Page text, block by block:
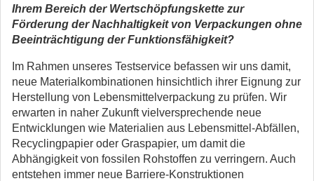
Ihrem Bereich der Wertschöpfungskette zur
Förderung der Nachhaltigkeit von Verpackungen ohne
Beeinträchtigung der Funktionsfähigkeit?
Im Rahmen unseres Testservice befassen wir uns damit,
neue Materialkombinationen hinsichtlich ihrer Eignung zur
Herstellung von Lebensmittelverpackung zu prüfen. Wir
erwarten in naher Zukunft vielversprechende neue
Entwicklungen wie Materialien aus Lebensmittel-Abfällen,
Recyclingpapier oder Graspapier, um damit die
Abhängigkeit von fossilen Rohstoffen zu verringern. Auch
entstehen immer neue Barriere-Konstruktionen